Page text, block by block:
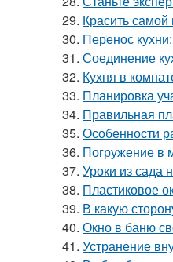
29. Красить
30. Перенос
31. Соединение
32. Кухня в
33. Планировка
34. Правильная
35. Особенности
36. Погружение в
37. Уроки из сада
38. Пластиковое
39. В какую
40. Окно в баню
41. Устранение